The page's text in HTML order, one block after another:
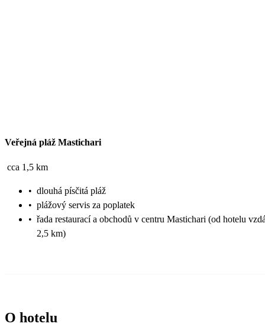
Veřejná pláž Mastichari
cca 1,5 km
• dlouhá písčitá pláž
• plážový servis za poplatek
• řada restaurací a obchodů v centru Mastichari (od hotelu
2,5 km)
O hotelu